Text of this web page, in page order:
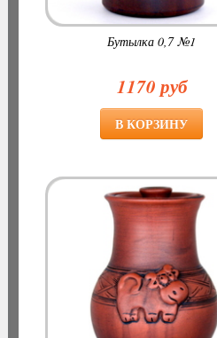
Бутылка 0,7 №1
1170 руб